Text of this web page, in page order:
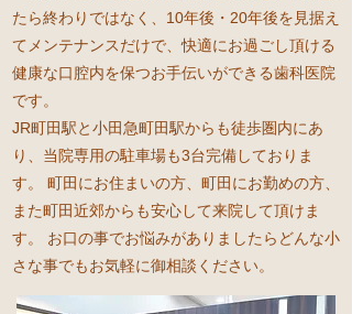
たら終わりではなく、10年後・20年後を見据え
てメンテナンスだけで、快適にお過ごし頂ける
健康な口腔内を保つお手伝いができる歯科医院
です。
JR町田駅と小田急町田駅からも徒歩圏内にあ
り、当院専用の駐車場も3台完備しておりま
す。 町田にお住まいの方、町田にお勤めの方、
また町田近郊からも安心して来院して頂けま
す。 お口の事でお悩みがありましたらどんな小
さな事でもお気軽に御相談ください。